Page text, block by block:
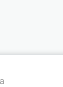
key to
the down